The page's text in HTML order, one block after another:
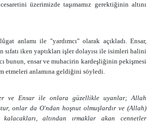
üzerimizde taşımamız gerektiğinin altını
anlamı ile "yardımcı" olarak açıkladı. Ensar,
sıfatı iken yaptıkları işler dolayısı ile isimleri halini
bunun, ensar ve muhacirin kardeşliğinin pekişmesi
etmeleri anlamına geldiğini söyledi.
ve Ensar ile onlara güzellikle uyanlar; Allah
onlar da O'ndan hoşnut olmuşlardır ve (Allah)
altından ırmaklar akan cennetler